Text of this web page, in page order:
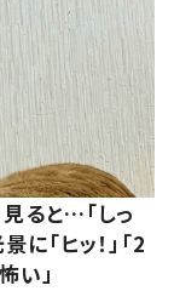
ると…「しっ
「ヒッ！」「2
い」